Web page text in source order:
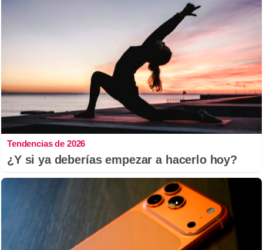
Tendencias de 2026
¿Y si ya deberías empezar a hacerlo hoy?